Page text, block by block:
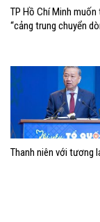
TP Hồ Chí Minh
“cảng trung chuyển
Thanh niên với tương